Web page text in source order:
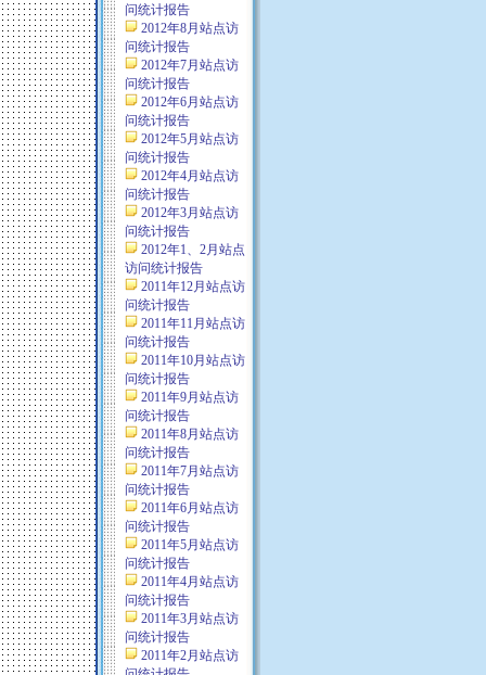
问统计报告
2012年8月站点访
问统计报告
2012年7月站点访
问统计报告
2012年6月站点访
问统计报告
2012年5月站点访
问统计报告
2012年4月站点访
问统计报告
2012年3月站点访
问统计报告
2012年1、2月站点
访问统计报告
2011年12月站点访
问统计报告
2011年11月站点访
问统计报告
2011年10月站点访
问统计报告
2011年9月站点访
问统计报告
2011年8月站点访
问统计报告
2011年7月站点访
问统计报告
2011年6月站点访
问统计报告
2011年5月站点访
问统计报告
2011年4月站点访
问统计报告
2011年3月站点访
问统计报告
2011年2月站点访